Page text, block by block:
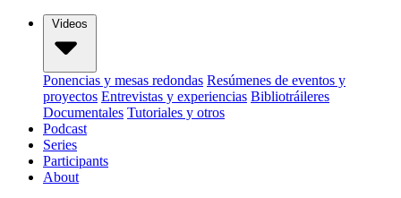
Videos
Ponencias y mesas redondas Resúmenes de eventos y
proyectos Entrevistas y experiencias Bibliotráileres
Documentales Tutoriales y otros
Podcast
Series
Participants
About